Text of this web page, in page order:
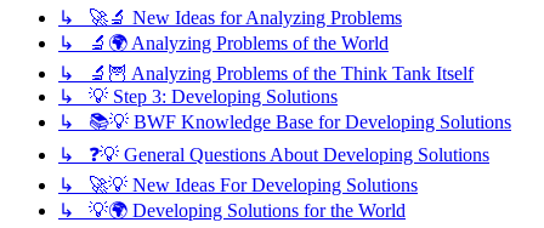
↳ 🚀🔬 New Ideas for Analyzing Problems
↳ 🔬🌍 Analyzing Problems of the World
↳ 🔬🦉 Analyzing Problems of the Think Tank Itself
↳ 💡 Step 3: Developing Solutions
↳ 📚💡 BWF Knowledge Base for Developing Solutions
↳ ❓💡 General Questions About Developing Solutions
↳ 🚀💡 New Ideas For Developing Solutions
↳ 💡🌍 Developing Solutions for the World